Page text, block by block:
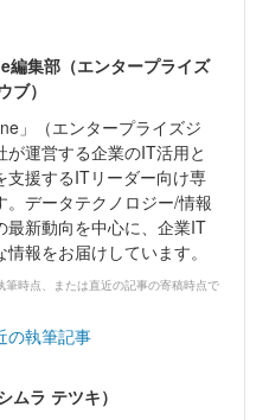
集部（エンタープライズ
ブ）
」（エンタープライズジ
が運営する企業のIT活用と
支援するITリーダー向け専
。データテクノロジー/情報
最新動向を中心に、企業IT
報をお届けしています。
筆時点、または直近の記事の寄稿時点で
の執筆記事
ムラ テツキ）